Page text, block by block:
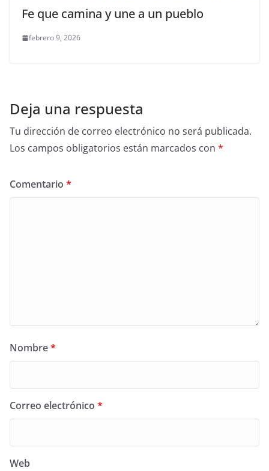
Fe que camina y une a un pueblo
febrero 9, 2026
Deja una respuesta
Tu dirección de correo electrónico no será publicada.
Los campos obligatorios están marcados con *
Comentario *
Nombre*
Correo electrónico *
Web